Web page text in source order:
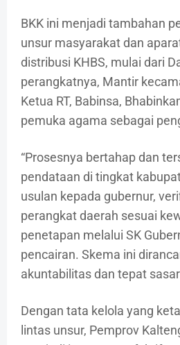
BKK ini menjadi tambahan
unsur masyarakat dan
distribusi KHBS, mulai dari
perangkatnya, Mantir
Ketua RT, Babinsa,
pemuka agama sebagai
“Prosesnya bertahap dan
pendataan di tingkat
usulan kepada gubernur,
perangkat daerah sesuai
penetapan melalui SK
pencairan. Skema ini
akuntabilitas dan tepat
Dengan tata kelola yang
lintas unsur, Pemprov